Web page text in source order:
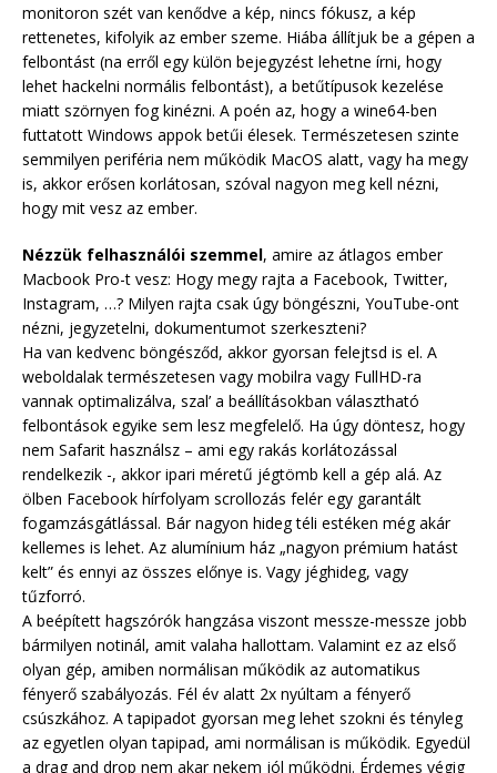
monitoron szét van kenődve a kép, nincs fókusz, a kép
rettenetes, kifolyik az ember szeme. Hiába állítjuk be a gépen a
felbontást (na erről egy külön bejegyzést lehetne írni, hogy
lehet hackelni normális felbontást), a betűtípusok kezelése
miatt szörnyen fog kinézni. A poén az, hogy a wine64-ben
futtatott Windows appok betűi élesek. Természetesen szinte
semmilyen periféria nem működik MacOS alatt, vagy ha megy
is, akkor erősen korlátosan, szóval nagyon meg kell nézni,
hogy mit vesz az ember.
Nézzük felhasználói szemmel, amire az átlagos ember
Macbook Pro-t vesz: Hogy megy rajta a Facebook, Twitter,
Instagram, …? Milyen rajta csak úgy böngészni, YouTube-ont
nézni, jegyzetelni, dokumentumot szerkeszteni?
Ha van kedvenc böngésződ, akkor gyorsan felejtsd is el. A
weboldalak természetesen vagy mobilra vagy FullHD-ra
vannak optimalizálva, szal’ a beállításokban választható
felbontások egyike sem lesz megfelelő. Ha úgy döntesz, hogy
nem Safarit használsz – ami egy rakás korlátozással
rendelkezik -, akkor ipari méretű jégtömb kell a gép alá. Az
ölben Facebook hírfolyam scrollozás felér egy garantált
fogamzásgátlással. Bár nagyon hideg téli estéken még akár
kellemes is lehet. Az alumínium ház „nagyon prémium hatást
kelt” és ennyi az összes előnye is. Vagy jéghideg, vagy
tűzforró.
A beépített hagszórók hangzása viszont messze-messze jobb
bármilyen notinál, amit valaha hallottam. Valamint ez az első
olyan gép, amiben normálisan működik az automatikus
fényerő szabályozás. Fél év alatt 2x nyúltam a fényerő
csúszkához. A tapipadot gyorsan meg lehet szokni és tényleg
az egyetlen olyan tapipad, ami normálisan is működik. Egyedül
a drag and drop nem akar nekem jól működni. Érdemes végig